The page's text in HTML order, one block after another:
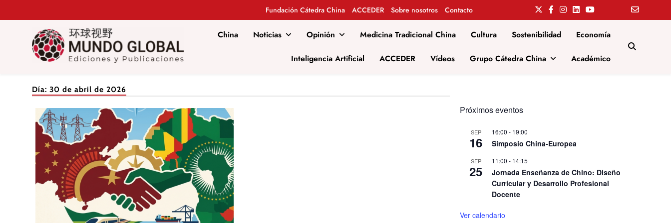
Fundación Cátedra China ACCEDER Sobre nosotros Contacto
Mundo Global
China Noticias Opinión Medicina Tradicional China Cultura Sostenibilidad Economía
Inteligencia Artificial ACCEDER Vídeos Grupo Cátedra China Académico
Día: 30 de abril de 2026
Próximos eventos
SEP
16
16:00 - 19:00
Simposio China-Europea
SEP
25
11:00 - 14:15
Jornada Enseñanza de Chino: Diseño
Curricular y Desarrollo Profesional
Docente
Ver calendario